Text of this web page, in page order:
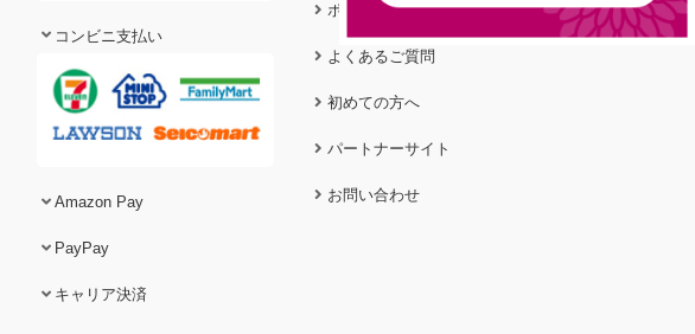
コンビニ支払い
Amazon Pay
PayPay
キャリア決済
ポイントについて
よくあるご質問
初めての方へ
パートナーサイト
お問い合わせ